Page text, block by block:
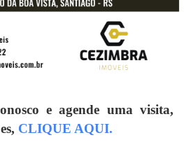
e agende uma visita,
CLIQUE AQUI.